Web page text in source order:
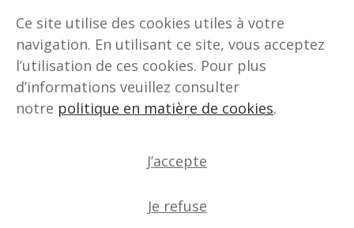
Suivez-nous sur :
© Wallimage sa | Fonds Régional d'Investissement dans
Politique de confidentialité
Déclaration d’accessibilité
Ce site utilise des cookies utiles à votre
navigation. En utilisant ce site, vous acceptez
l’utilisation de ces cookies. Pour plus
d’informations veuillez consulter
notre politique en matière de cookies.
J’accepte
Je refuse